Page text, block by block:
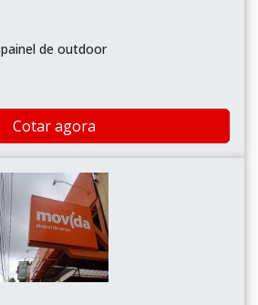
painel de outdoor
Cotar agora